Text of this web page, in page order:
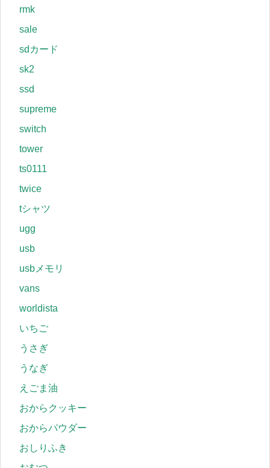
rmk
sale
sdカード
sk2
ssd
supreme
switch
tower
ts0111
twice
tシャツ
ugg
usb
usbメモリ
vans
worldista
いちご
うさぎ
うなぎ
えごま油
おからクッキー
おからパウダー
おしりふき